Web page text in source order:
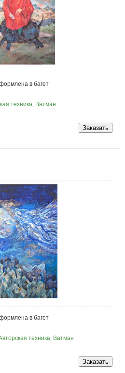
в багет
техника Ватман
в багет
техника, Ватман